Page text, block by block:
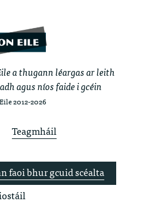
a thugann léargas ar leith
agus níos faide i gcéin
2012-2026
Teagmháil
faoi bhur gcuid scéalta